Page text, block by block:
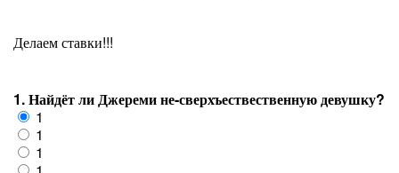
Делаем ставки!!!
1. Найдёт ли Джереми не-сверхъествественную девушку?
1
1
1